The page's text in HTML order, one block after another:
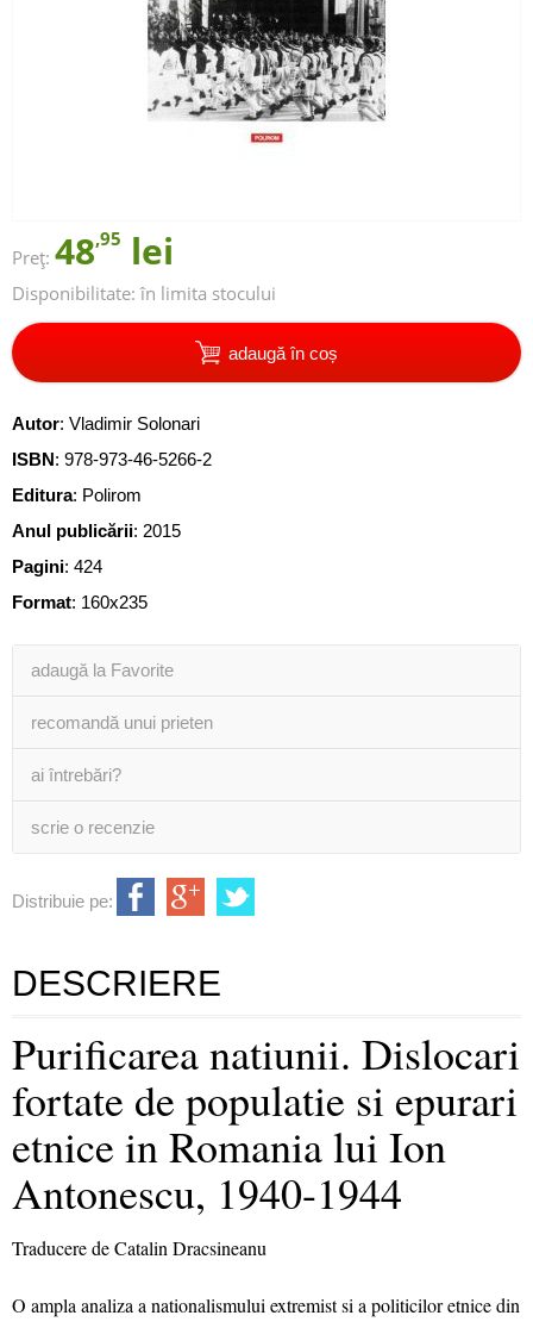
Preț: 48,95 lei
Disponibilitate: în limita stocului
adaugă în coș
Autor: Vladimir Solonari
ISBN: 978-973-46-5266-2
Editura: Polirom
Anul publicării: 2015
Pagini: 424
Format: 160x235
adaugă la Favorite
recomandă unui prieten
ai întrebări?
scrie o recenzie
Distribuie pe:
DESCRIERE
Purificarea natiunii. Dislocari
fortate de populatie si epurari
etnice in Romania lui Ion
Antonescu, 1940-1944
Traducere de Catalin Dracsineanu
O ampla analiza a nationalismului extremist si a politicilor etnice din